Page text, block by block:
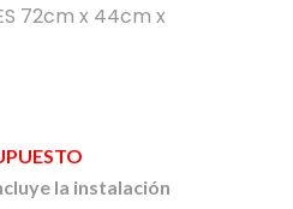
72cm x 44cm x
la instalación